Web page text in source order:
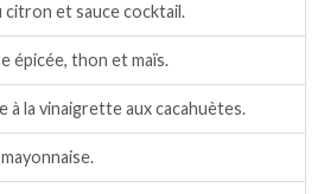
et sauce cocktail.
épicée, thon et maïs.
la vinaigrette aux cacahuètes.